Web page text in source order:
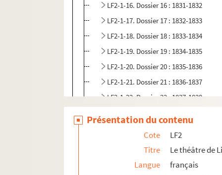
LF2-1-16. Dossier 16 : 1831-1832
LF2-1-17. Dossier 17 : 1832-1833
LF2-1-18. Dossier 18 : 1833-1834
LF2-1-19. Dossier 19 : 1834-1835
LF2-1-20. Dossier 20 : 1835-1836
LF2-1-21. Dossier 21 : 1836-1837
LF2-1-22. Dossier 22 : 1837-1838
Présentation du contenu
Cote
LF2
Titre
Le théâtre de
Langue
français